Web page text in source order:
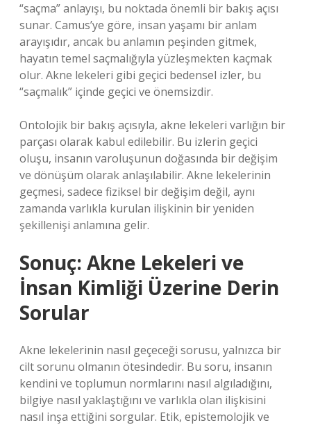
“saçma” anlayışı, bu noktada önemli bir bakış açısı
sunar. Camus’ye göre, insan yaşamı bir anlam
arayışıdır, ancak bu anlamın peşinden gitmek,
hayatın temel saçmalığıyla yüzleşmekten kaçmak
olur. Akne lekeleri gibi geçici bedensel izler, bu
“saçmalık” içinde geçici ve önemsizdir.
Ontolojik bir bakış açısıyla, akne lekeleri varlığın bir
parçası olarak kabul edilebilir. Bu izlerin geçici
oluşu, insanın varoluşunun doğasında bir değişim
ve dönüşüm olarak anlaşılabilir. Akne lekelerinin
geçmesi, sadece fiziksel bir değişim değil, aynı
zamanda varlıkla kurulan ilişkinin bir yeniden
şekillenişi anlamına gelir.
Sonuç: Akne Lekeleri ve
İnsan Kimliği Üzerine Derin
Sorular
Akne lekelerinin nasıl geçeceği sorusu, yalnızca bir
cilt sorunu olmanın ötesindedir. Bu soru, insanın
kendini ve toplumun normlarını nasıl algıladığını,
bilgiye nasıl yaklaştığını ve varlıkla olan ilişkisini
nasıl inşa ettiğini sorgular. Etik, epistemolojik ve